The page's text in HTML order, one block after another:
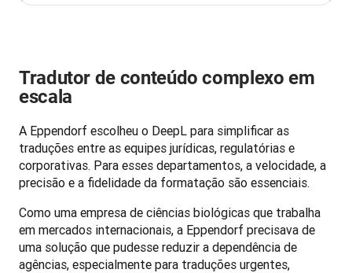
Tradutor de conteúdo complexo em
escala
A Eppendorf escolheu o DeepL para simplificar as
traduções entre as equipes jurídicas, regulatórias e
corporativas. Para esses departamentos, a velocidade, a
precisão e a fidelidade da formatação são essenciais.
Como uma empresa de ciências biológicas que trabalha
em mercados internacionais, a Eppendorf precisava de
uma solução que pudesse reduzir a dependência de
agências, especialmente para traduções urgentes,